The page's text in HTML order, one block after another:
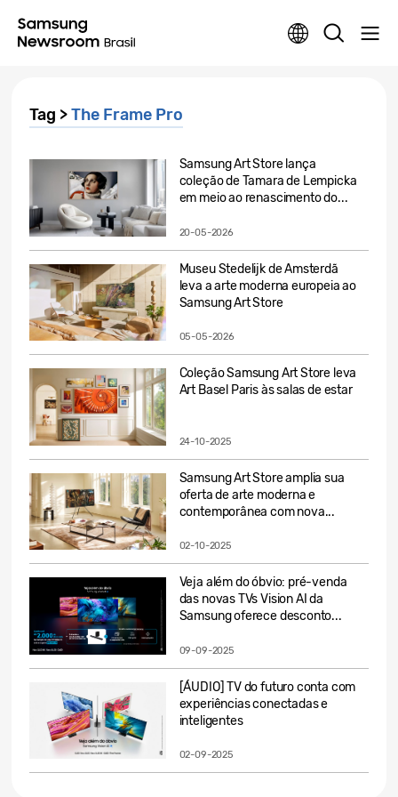
Tag >The Frame Pro
Samsung Art Store lança
coleção de Tamara de Lempicka
em meio ao renascimento do...
20-05-2026
Museu Stedelijk de Amsterdã
leva a arte moderna europeia ao
Samsung Art Store
05-05-2026
Coleção Samsung Art Store leva
Art Basel Paris às salas de estar
24-10-2025
Samsung Art Store amplia sua
oferta de arte moderna e
contemporânea com nova...
02-10-2025
Veja além do óbvio: pré-venda
das novas TVs Vision AI da
Samsung oferece desconto...
09-09-2025
[ÁUDIO] TV do futuro conta com
experiências conectadas e
inteligentes
02-09-2025